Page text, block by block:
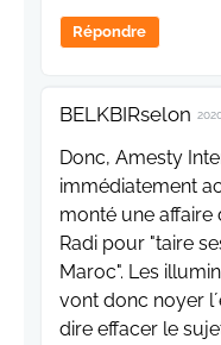
Répondre
BELKBIRselon
Donc, Amesty
immédiatement
monté une affaire
Radi pour "taire
Maroc". Les
vont donc noyer
dire effacer le